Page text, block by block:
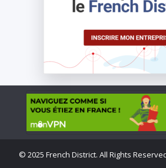
© 2025 French District. All Rights